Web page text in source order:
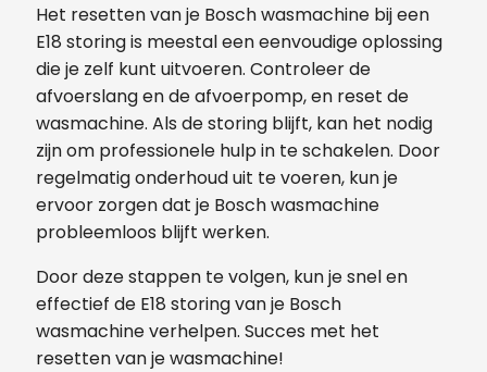
Het resetten van je Bosch wasmachine bij een
E18 storing is meestal een eenvoudige oplossing
die je zelf kunt uitvoeren. Controleer de
afvoerslang en de afvoerpomp, en reset de
wasmachine. Als de storing blijft, kan het nodig
zijn om professionele hulp in te schakelen. Door
regelmatig onderhoud uit te voeren, kun je
ervoor zorgen dat je Bosch wasmachine
probleemloos blijft werken.
Door deze stappen te volgen, kun je snel en
effectief de E18 storing van je Bosch
wasmachine verhelpen. Succes met het
resetten van je wasmachine!